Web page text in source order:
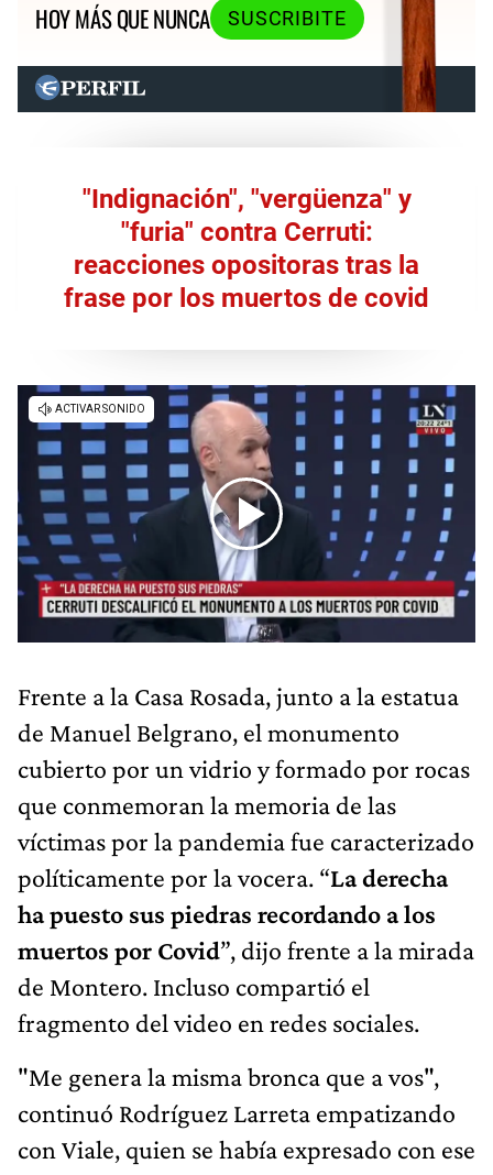
HOY MÁS QUE NUNCA
SUSCRIBITE
"Indignación", "vergüenza" y
"furia" contra Cerruti:
reacciones opositoras tras la
frase por los muertos de covid
Frente a la Casa Rosada, junto a la estatua
de Manuel Belgrano, el monumento
cubierto por un vidrio y formado por rocas
que conmemoran la memoria de las
víctimas por la pandemia fue caracterizado
políticamente por la vocera. “La derecha
ha puesto sus piedras recordando a los
muertos por Covid”, dijo frente a la mirada
de Montero. Incluso compartió el
fragmento del video en redes sociales.
"Me genera la misma bronca que a vos",
continuó Rodríguez Larreta empatizando
con Viale, quien se había expresado con ese